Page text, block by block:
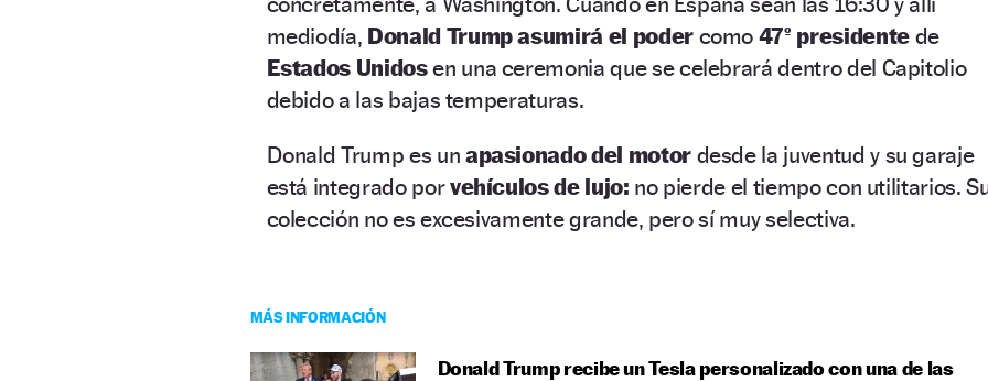
mediodía, Donald Trumpasumirá el podercomo 47º presidente de
Estados Unidosen una ceremonia que se celebrará dentro del Capitolio
debido a las bajas temperaturas.
Donald Trump es un apasionado del motor desde la juventud y su garaje
está integrado porvehículos de lujo: no pierde el tiempo con utilitarios.
colección no es excesivamente grande, pero sí muy selectiva.
MÁS INFORMACIÓN
Donald Trump recibe un Tesla personalizado con una de las